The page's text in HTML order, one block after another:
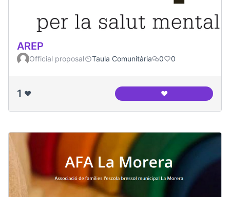
AREP
Official proposal Taula Comunitària 0 0
1 ❤️ ❤️AREP